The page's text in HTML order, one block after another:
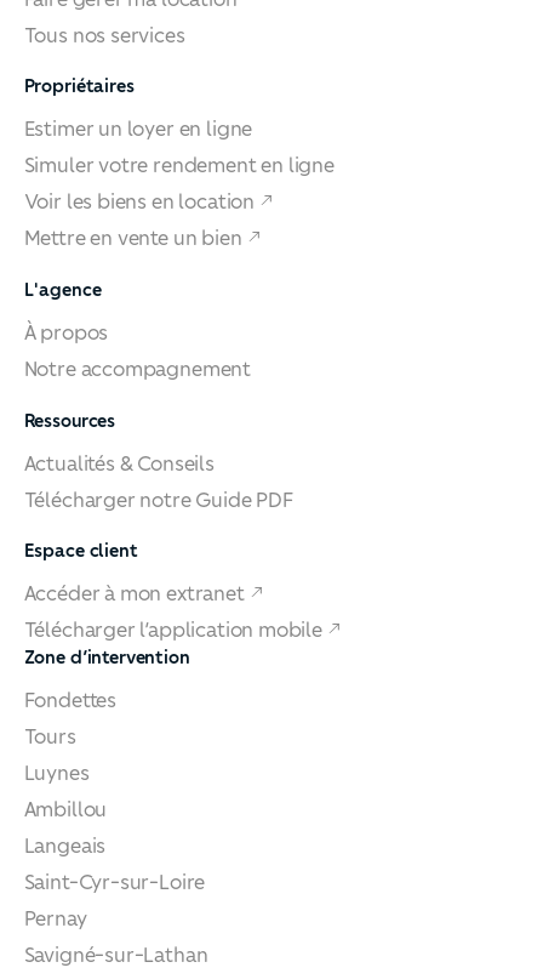
Tous nos services
Propriétaires
Estimer un loyer en ligne
Simuler votre rendement en ligne
Voir les biens en location
Mettre en vente un bien
L'agence
À propos
Notre accompagnement
Ressources
Actualités & Conseils
Télécharger notre Guide PDF
Espace client
Accéder à mon extranet
Télécharger l’application mobile
Zone d’intervention
Fondettes
Tours
Luynes
Ambillou
Langeais
Saint-Cyr-sur-Loire
Pernay
Savigné-sur-Lathan